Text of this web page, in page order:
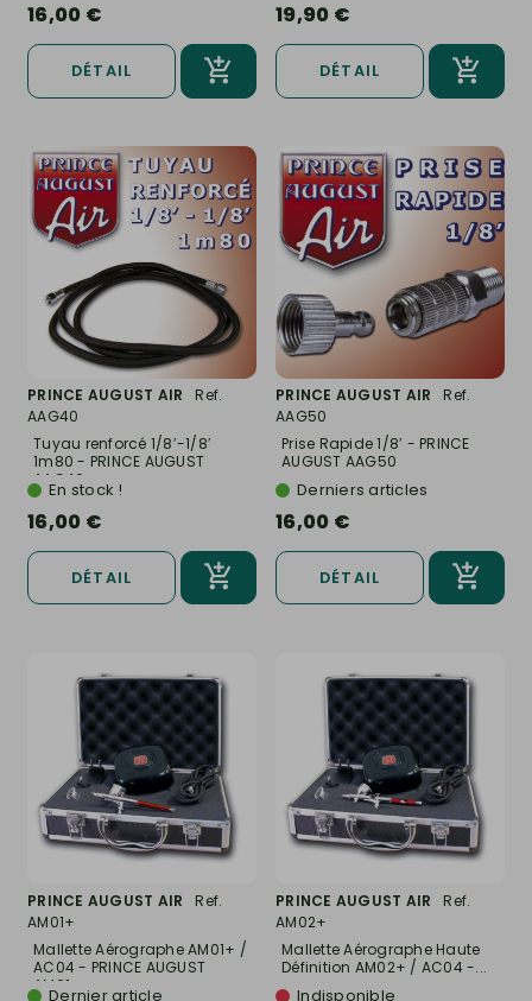
16,00 €
DÉTAIL
19,90 €
DÉTAIL
PRINCE AUGUST AIR
Ref.
AAG40
Tuyau renforcé 1/8′-1/8′
1m80 - PRINCE AUGUST
AAG40
En stock !
16,00 €
DÉTAIL
PRINCE AUGUST AIR
Ref.
AAG50
Prise Rapide 1/8′ - PRINCE
AUGUST AAG50
Derniers articles
16,00 €
DÉTAIL
PRINCE AUGUST AIR
Ref.
AM01+
Mallette Aérographe AM01+ /
AC04 - PRINCE AUGUST
AM01+
Dernier article
PRINCE AUGUST AIR
Ref.
AM02+
Mallette Aérographe Haute
Définition AM02+ / AC04 -...
Indisponible